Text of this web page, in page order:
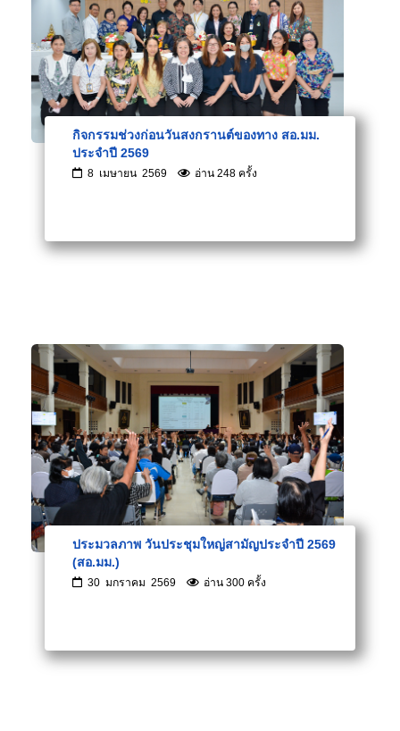
กิจกรรมช่วงก่อนวันสงกรานต์ของทาง สอ.มม.
ประจำปี 2569
8 เมษายน 2569 อ่าน 248 ครั้ง
ประมวลภาพ วันประชุมใหญ่สามัญประจำปี 2569
(สอ.มม.)
30 มกราคม 2569 อ่าน 300 ครั้ง